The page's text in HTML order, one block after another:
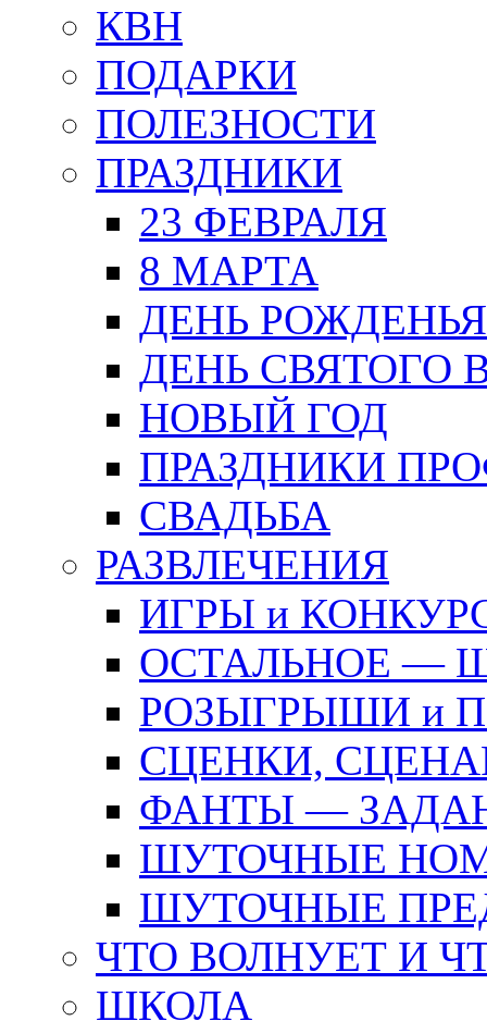
КВН
ПОДАРКИ
ПОЛЕЗНОСТИ
ПРАЗДНИКИ
23 ФЕВРАЛЯ
8 МАРТА
ДЕНЬ РОЖДЕНЬЯ
ДЕНЬ СВЯТОГО
НОВЫЙ ГОД
ПРАЗДНИКИ
СВАДЬБА
РАЗВЛЕЧЕНИЯ
ИГРЫ и
ОСТАЛЬНОЕ —
РОЗЫГРЫШИ и
СЦЕНКИ,
ФАНТЫ —
ШУТОЧНЫЕ
ШУТОЧНЫЕ
ЧТО ВОЛНУЕТ И
ШКОЛА